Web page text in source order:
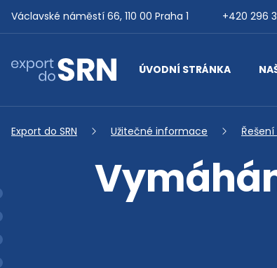
Přejít na obsah
Václavské náměstí 66, 110 00 Praha 1 +420 296
ÚVODNÍ STRÁNKA
Export do SRN
Export do SRN Užitečné informace